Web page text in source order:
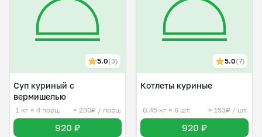
5.0(3)
Суп куриный с
вермишелью
1 кг ≈ 4 порц. ≈ 230₽ / порц.
920 ₽
5.0(7)
Котлеты куриные
0.45 кг ≈ 6 шт. ≈ 153₽ / шт.
920 ₽